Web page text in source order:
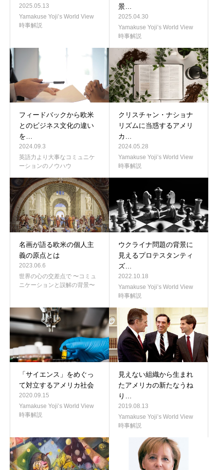
2025.05.13
Yamakuse Yoji’s World View
時事解説
景…
2025.04.30
Yamakuse Yoji’s World View
時事解説
フィードバックから欧米
とのビジネス文化の違い
を…
2024.09.3
英語力より大事なコミュニケ
ーションのノウハウ
クリスチャン・ナショナ
リズムに当惑するアメリ
カ…
2024.05.28
Yamakuse Yoji’s World View
時事解説
名画が語る欧米の個人主
義の原点とは
2023.06.6
世界の心の交差点で 〜コミュ
ニケーションと誤解の背景〜
ウクライナ問題の背景に
見えるプロテスタンティ
ズ…
2022.10.18
Yamakuse Yoji’s World View
時事解説
「サイエンス」をめぐっ
て対立するアメリカ社会
2020.09.15
Yamakuse Yoji’s World View
時事解説
見えない組織から生まれ
たアメリカの新たなうね
り…
2019.08.13
Yamakuse Yoji’s World View
時事解説